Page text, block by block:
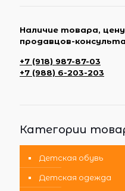
Наличие товара,
продавцов-
+7 (918) 987-87-03
+7 (988) 6-203-203
Категории
Детская обувь
Детская одежда